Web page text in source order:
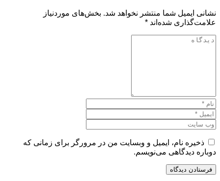
نشانی ایمیل شما منتشر نخواهد شد. بخش‌های موردنیاز
علامت‌گذاری شده‌اند *
ذخیره نام، ایمیل و وبسایت من در مرورگر برای زمانی که
دوباره دیدگاهی می‌نویسم.